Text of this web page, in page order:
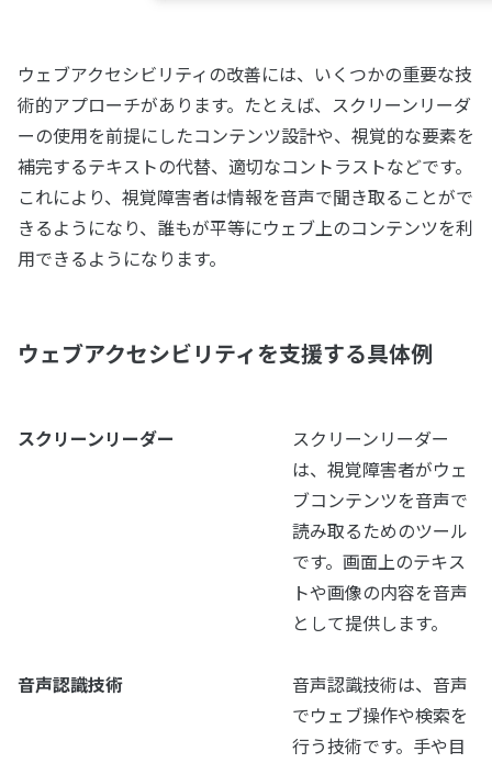
ウェブアクセシビリティの改善には、いくつかの重要な技
術的アプローチがあります。たとえば、スクリーンリーダ
ーの使用を前提にしたコンテンツ設計や、視覚的な要素を
補完するテキストの代替、適切なコントラストなどです。
これにより、視覚障害者は情報を音声で聞き取ることがで
きるようになり、誰もが平等にウェブ上のコンテンツを利
用できるようになります。
ウェブアクセシビリティを支援する具体例
スクリーンリーダー
スクリーンリーダー
は、視覚障害者がウェ
ブコンテンツを音声で
読み取るためのツール
です。画面上のテキス
トや画像の内容を音声
として提供します。
音声認識技術
音声認識技術は、音声
でウェブ操作や検索を
行う技術です。手や目